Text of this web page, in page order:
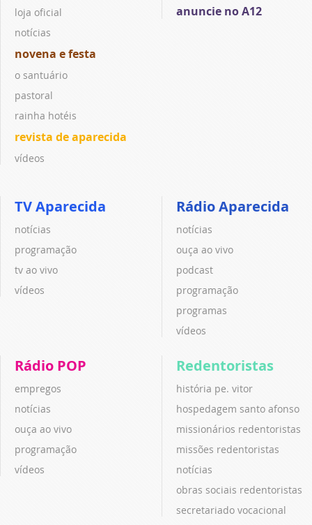
loja oficial
notícias
novena e festa
o santuário
pastoral
rainha hotéis
revista de aparecida
vídeos
anuncie no A12
TV Aparecida
notícias
programação
tv ao vivo
vídeos
Rádio Aparecida
notícias
ouça ao vivo
podcast
programação
programas
vídeos
Rádio POP
empregos
notícias
ouça ao vivo
programação
vídeos
Redentoristas
história pe. vitor
hospedagem santo afonso
missionários redentoristas
missões redentoristas
notícias
obras sociais redentoristas
secretariado vocacional